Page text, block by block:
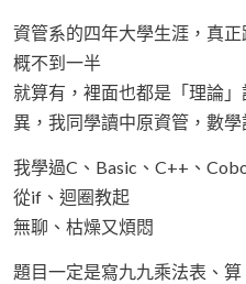
資管系的四年大學生涯，真
概不到一半
就算有，裡面也都是「理論
異，我同學讀中原資管，數學
我學過C、Basic、C++、
從if、迴圈教起
無聊、枯燥又煩悶
題目一定是寫九九乘法表、